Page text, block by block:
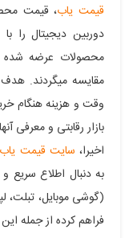
در
فیسبوکگوگل
پلاس
در
قیمت یاب، قیمت
دوربین دیجیتال را
محصولات عرضه شده
مقایسه میگردند.
وقت و هزینه هنگام
بازار رقابتی و معرفی
اخیرا، سایت قیمت یاب
به دنبال اطلاع
(گوشی موبایل، تبلت،
فراهم کرده از جمله